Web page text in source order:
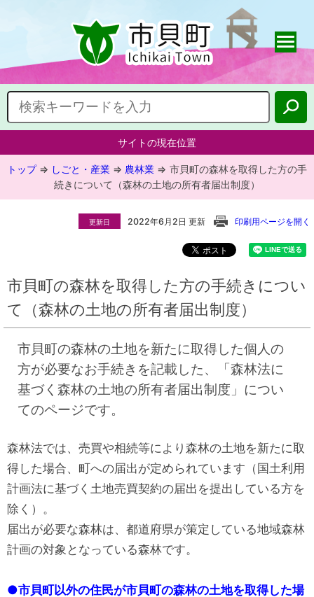
サイトの現在位置
トップ⇒ しごと・産業 ⇒ 農林業 ⇒ 市貝町の森林を取得した方の手
続きについて（森林の土地の所有者届出制度）
更新日 2022年6月2日 更新 印刷用ページを開く
市貝町の森林を取得した方の手続きについ
て（森林の土地の所有者届出制度）
市貝町の森林の土地を新たに取得した個人の
方が必要なお手続きを記載した、「森林法に
基づく森林の土地の所有者届出制度」につい
てのページです。
森林法では、売買や相続等により森林の土地を新たに取
得した場合、町への届出が定められています（国土利用
計画法に基づく土地売買契約の届出を提出している方を
除く）。
届出が必要な森林は、都道府県が策定している地域森林
計画の対象となっている森林です。
●市貝町以外の住民が市貝町の森林の土地を取得した場